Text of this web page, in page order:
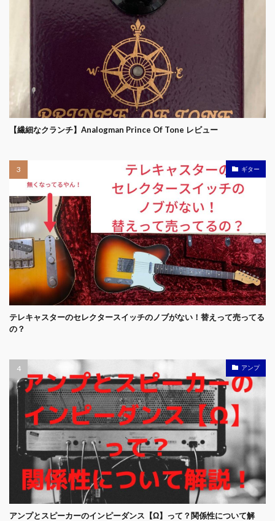
【繊細なクランチ】Analogman Prince Of Tone レビュー
ギター
テレキャスターのセレクタースイッチのノブがない！替えって売ってる
の？
アンプ
アンプとスピーカーのインピーダンス【Ω】って？関係性について解